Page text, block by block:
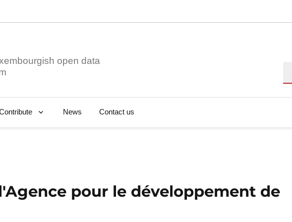
open data
News Contact us
pour le développement de